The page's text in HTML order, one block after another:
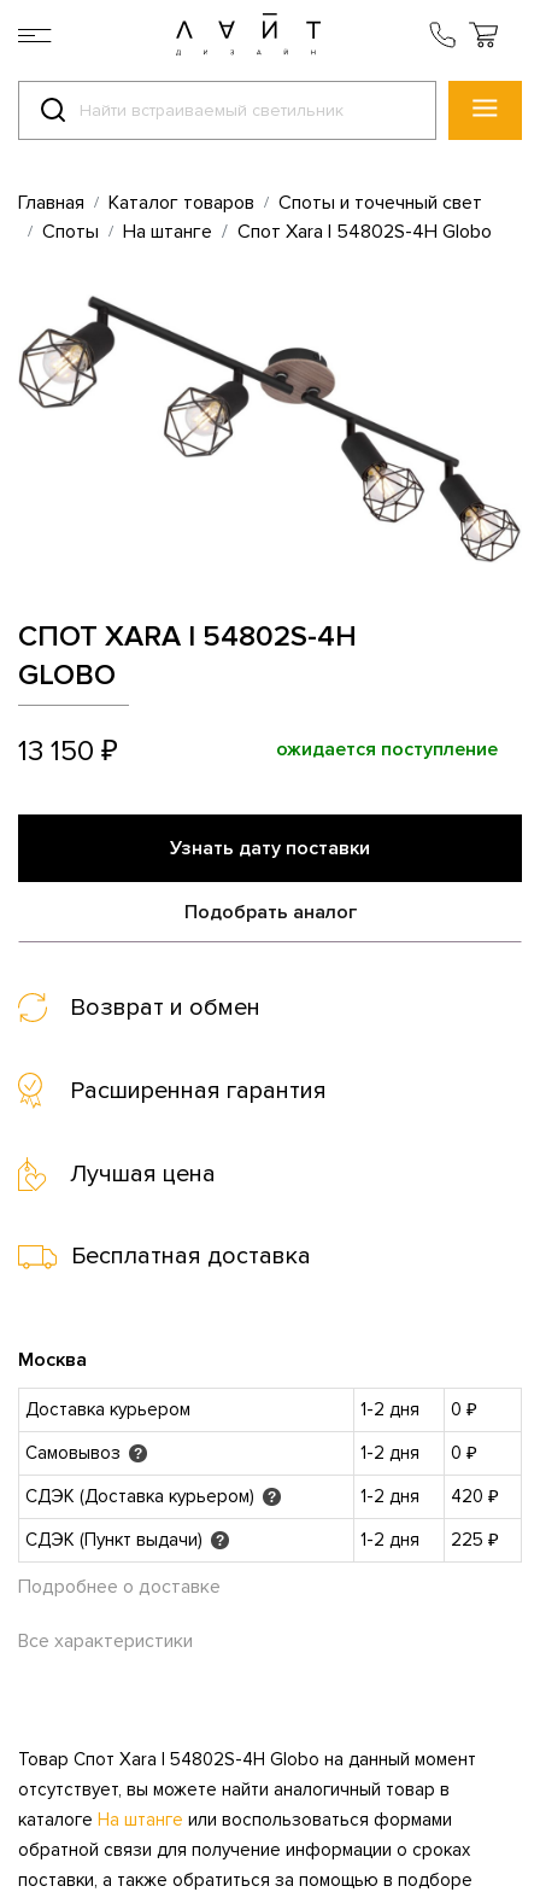
Главная Каталог товаров
Споты и точечный свет
Споты
На штанге Спот Xara I 54802S-4H Globo
СПОТ XARA I 54802S-4H
GLOBO
13 150 ₽ ожидается поступление
Узнать дату поставки
Подобрать аналог
Возврат и обмен
Расширенная гарантия
Лучшая цена
Бесплатная доставка
Москва
Доставка курьером 1-2 дня
0 ₽
Самовывоз
? 1-2 дня
0 ₽
СДЭК (Доставка курьером)
? 1-2 дня
420 ₽
СДЭК (Пункт выдачи)
? 1-2 дня 225 ₽
Подробнее о доставке
Все характеристики
Товар Спот Xara I 54802S-4H Globo на данный момент
отсутствует, вы можете найти аналогичный товар в
каталоге На штанге или воспользоваться формами
обратной связи для получение информации о сроках
поставки, а также обратиться за помощью в подборе